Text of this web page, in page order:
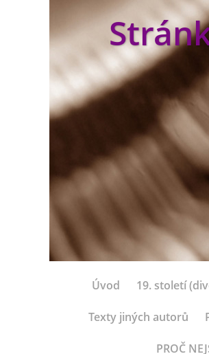
Úvod 19. století
Texty jiných autorů
PROČ